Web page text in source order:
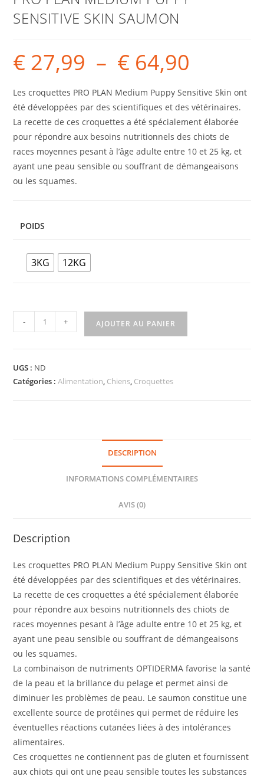
SENSITIVE SKIN SAUMON
€ 27,99 – € 64,90
Les croquettes PRO PLAN Medium Puppy Sensitive Skin ont
été développées par des scientifiques et des vétérinaires.
La recette de ces croquettes a été spécialement élaborée
pour répondre aux besoins nutritionnels des chiots de
races moyennes pesant à l’âge adulte entre 10 et 25 kg, et
ayant une peau sensible ou souffrant de démangeaisons
ou les squames.
POIDS
3KG 12KG
- + AJOUTER AU PANIER
UGS : ND
Catégories :Alimentation, Chiens, Croquettes
DESCRIPTION
INFORMATIONS COMPLÉMENTAIRES
AVIS (0)
Description
Les croquettes PRO PLAN Medium Puppy Sensitive Skin ont
été développées par des scientifiques et des vétérinaires.
La recette de ces croquettes a été spécialement élaborée
pour répondre aux besoins nutritionnels des chiots de
races moyennes pesant à l’âge adulte entre 10 et 25 kg, et
ayant une peau sensible ou souffrant de démangeaisons
ou les squames.
La combinaison de nutriments OPTIDERMA favorise la santé
de la peau et la brillance du pelage et permet ainsi de
diminuer les problèmes de peau. Le saumon constitue une
excellente source de protéines qui permet de réduire les
éventuelles réactions cutanées liées à des intolérances
alimentaires.
Ces croquettes ne contiennent pas de gluten et fournissent
aux chiots qui ont une peau sensible toutes les substances